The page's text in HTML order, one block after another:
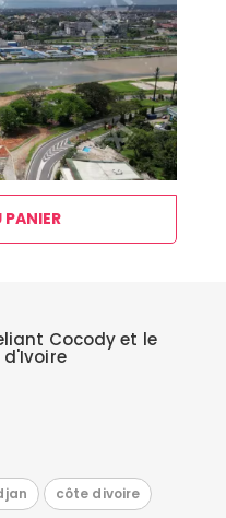
Cocody et le
côte divoire